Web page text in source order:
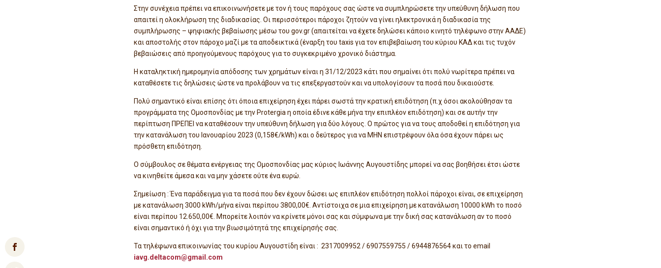
Στην συνέχεια πρέπει να επικοινωνήσετε με τον ή τους παρόχους σας ώστε να συμπληρώσετε την υπεύθυνη δήλωση που
απαιτεί η ολοκλήρωση της διαδικασίας. Οι περισσότεροι πάροχοι ζητούν να γίνει ηλεκτρονικά η διαδικασία της
συμπλήρωσης – ψηφιακής βεβαίωσης μέσω του gov.gr (απαιτείται να έχετε δηλώσει κάποιο κινητό τηλέφωνο στην ΑΑΔΕ)
και αποστολής στον πάροχο μαζί με τα αποδεικτικά (έναρξη του taxis για τον επιβεβαίωση του κύριου ΚΑΔ και τις τυχόν
βεβαιώσεις από προηγούμενους παρόχους για το συγκεκριμένο χρονικό διάστημα.
Η καταληκτική ημερομηνία απόδοσης των χρημάτων είναι η 31/12/2023 κάτι που σημαίνει ότι πολύ νωρίτερα πρέπει να
καταθέσετε τις δηλώσεις ώστε να προλάβουν να τις επεξεργαστούν και να υπολογίσουν τα ποσά που δικαιούστε.
Πολύ σημαντικό είναι επίσης ότι όποια επιχείρηση έχει πάρει σωστά την κρατική επιδότηση (π.χ όσοι ακολούθησαν τα
προγράμματα της Ομοσπονδίας με την Protergia η οποία έδινε κάθε μήνα την επιπλέον επιδότηση) και σε αυτήν την
περίπτωση ΠΡΕΠΕΙ να καταθέσουν την υπεύθυνη δήλωση για δύο λόγους. Ο πρώτος για να τους αποδοθεί η επιδότηση για
την κατανάλωση του Ιανουαρίου 2023 (0,158€/kWh) και ο δεύτερος για να ΜΗΝ επιστρέψουν όλα όσα έχουν πάρει ως
πρόσθετη επιδότηση.
Ο σύμβουλος σε θέματα ενέργειας της Ομοσπονδίας μας κύριος Ιωάννης Αυγουστίδης μπορεί να σας βοηθήσει έτσι ώστε
να κινηθείτε άμεσα και να μην χάσετε ούτε ένα ευρώ.
Σημείωση : Ένα παράδειγμα για τα ποσά που δεν έχουν δώσει ως επιπλέον επιδότηση πολλοί πάροχοι είναι, σε επιχείρηση
με κατανάλωση 3000 kWh/μήνα είναι περίπου 3800,00€. Αντίστοιχα σε μια επιχείρηση με κατανάλωση 10000 kWh το ποσό
είναι περίπου 12.650,00€. Μπορείτε λοιπόν να κρίνετε μόνοι σας και σύμφωνα με την δική σας κατανάλωση αν το ποσό
είναι σημαντικό ή όχι για την βιωσιμότητά της επιχείρησής σας.
Τα τηλέφωνα επικοινωνίας του κυρίου Αυγουστίδη είναι : 2317009952 / 6907559755 / 6944876564 και το email
iavg.deltacom@gmail.com